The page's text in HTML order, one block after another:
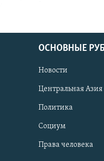
ОСНОВНЫЕ
Новости
Центральная Азия
Политика
Социум
Права человека